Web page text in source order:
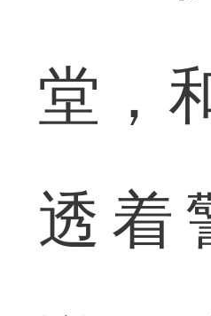
堂，
透着